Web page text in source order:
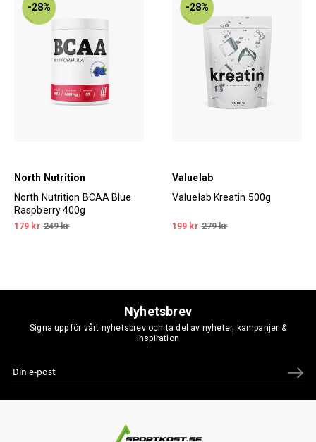
-28%
North Nutrition
North Nutrition BCAA Blue
Raspberry 400g
179 kr 249 kr
-28%
Valuelab
Valuelab Kreatin 500g
199 kr 279 kr
Nyhetsbrev
Signa upp för vårt nyhetsbrev och ta del av nyheter, kampanjer &
inspiration